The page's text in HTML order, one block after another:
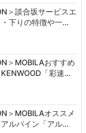
＞談合坂サービスエ
下りの特徴や一…
＞MOBILAおすすめ
「彩速…
＞MOBILAオススメ
ルパイン「アル…